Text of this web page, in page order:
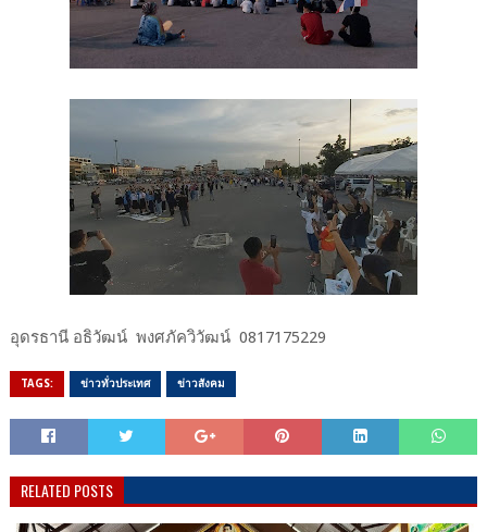
อุดรธานี อธิวัฒน์ พงศภัควิวัฒน์ 0817175229
TAGS: ข่าวทั่วประเทศ ข่าวสังคม
RELATED POSTS